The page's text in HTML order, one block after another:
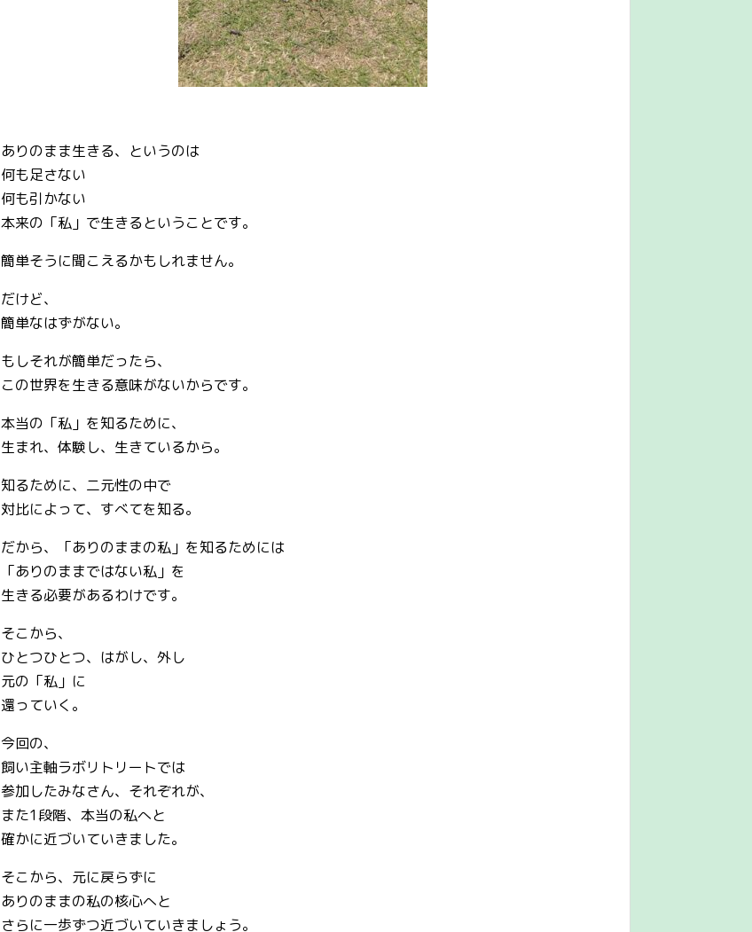
ありのまま生きる、というのは
何も足さない
何も引かない
本来の「私」で生きるということです。
簡単そうに聞こえるかもしれません。
だけど、
簡単なはずがない。
もしそれが簡単だったら、
この世界を生きる意味がないからです。
本当の「私」を知るために、
生まれ、体験し、生きているから。
知るために、二元性の中で
対比によって、すべてを知る。
だから、「ありのままの私」を知るためには
「ありのままではない私」を
生きる必要があるわけです。
そこから、
ひとつひとつ、はがし、外し
元の「私」に
還っていく。
今回の、
飼い主軸ラボリトリートでは
参加したみなさん、それぞれが、
また1段階、本当の私へと
確かに近づいていきました。
そこから、元に戻らずに
ありのままの私の核心へと
さらに一歩ずつ近づいていきましょう。